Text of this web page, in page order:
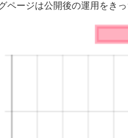
ページは公開後の運用をき